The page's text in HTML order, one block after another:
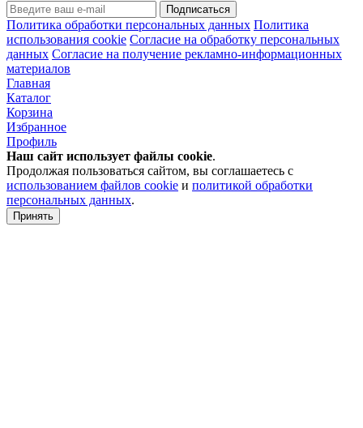
Подписаться
Политика обработки персональных данных Политика
использования cookie Согласие на обработку персональных
данных Согласие на получение рекламно-информационных
материалов
Главная
Каталог
Корзина
Избранное
Профиль
Наш сайт использует файлы cookie.
Продолжая пользоваться сайтом, вы соглашаетесь с
использованием файлов cookie и политикой обработки
персональных данных.
Принять